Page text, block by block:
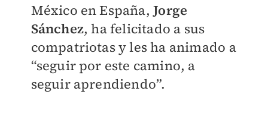
México en España,Jorge
Sánchez, ha felicitado a sus
compatriotas y les ha animado a
“seguir por este camino, a
seguir aprendiendo”.